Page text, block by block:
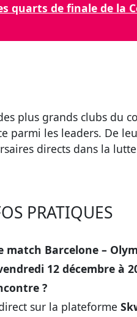
quarts de finale de la
plus grands clubs du
parmi les leaders. De
directs dans la
PRATIQUES
match Barcelone –
12 décembre à
?
sur la plateforme